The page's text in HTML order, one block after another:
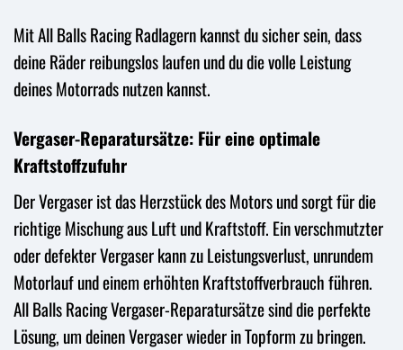
Mit All Balls Racing Radlagern kannst du sicher sein, dass
deine Räder reibungslos laufen und du die volle Leistung
deines Motorrads nutzen kannst.
Vergaser-Reparatursätze: Für eine optimale
Kraftstoffzufuhr
Der Vergaser ist das Herzstück des Motors und sorgt für die
richtige Mischung aus Luft und Kraftstoff. Ein verschmutzter
oder defekter Vergaser kann zu Leistungsverlust, unrundem
Motorlauf und einem erhöhten Kraftstoffverbrauch führen.
All Balls Racing Vergaser-Reparatursätze sind die perfekte
Lösung, um deinen Vergaser wieder in Topform zu bringen.